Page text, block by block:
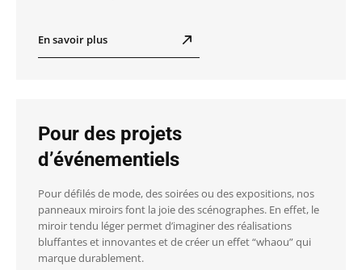
En savoir plus
Pour des projets
d’événementiels
Pour défilés de mode, des soirées ou des expositions, nos
panneaux miroirs font la joie des scénographes. En effet, le
miroir tendu léger permet d’imaginer des réalisations
bluffantes et innovantes et de créer un effet “whaou” qui
marque durablement.